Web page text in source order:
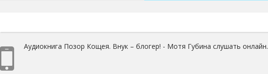
Аудиокнига Позор Кощея. Внук – блогер! - Мотя Губина слушать онлайн.